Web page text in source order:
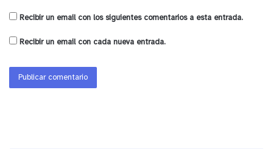
Recibir un email con los siguientes comentarios a esta entrada.
Recibir un email con cada nueva entrada.